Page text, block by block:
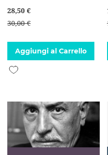
28,50 €
30,00 €
Aggiungi al Carrello
Aggiungi alla lista desideri